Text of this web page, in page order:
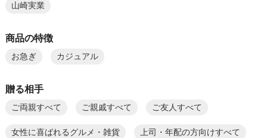
山崎実業
商品の特徴
お急ぎ カジュアル
贈る相手
ご両親すべて ご親戚すべて ご友人すべて
女性に喜ばれるグルメ・雑貨 上司・年配の方向けすべて